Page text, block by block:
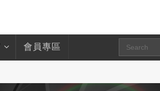
會員專區